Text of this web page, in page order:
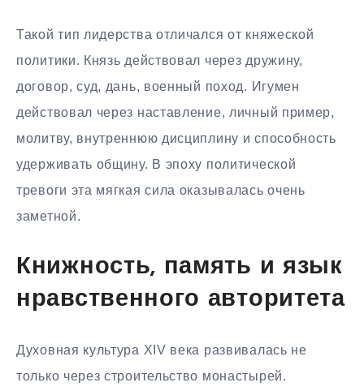
Такой тип лидерства отличался от княжеской
политики. Князь действовал через дружину,
договор, суд, дань, военный поход. Игумен
действовал через наставление, личный пример,
молитву, внутреннюю дисциплину и способность
удерживать общину. В эпоху политической
тревоги эта мягкая сила оказывалась очень
заметной.
Книжность, память и язык
нравственного авторитета
Духовная культура XIV века развивалась не
только через строительство монастырей.